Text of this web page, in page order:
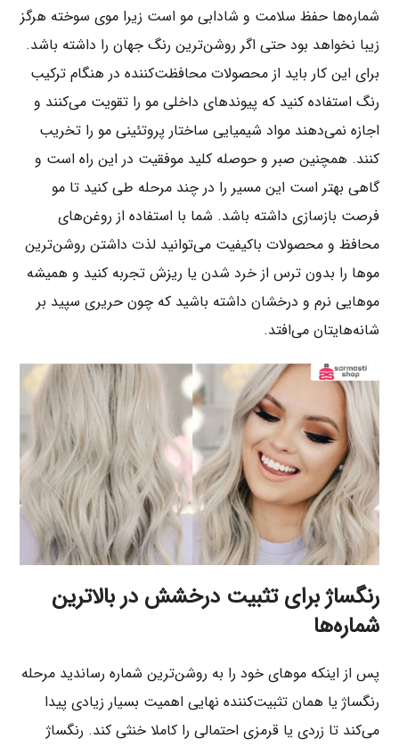
شماره‌ها حفظ سلامت و شادابی مو است زیرا موی سوخته هرگز
زیبا نخواهد بود حتی اگر روشن‌ترین رنگ جهان را داشته باشد.
برای این کار باید از محصولات محافظت‌کننده در هنگام ترکیب
رنگ استفاده کنید که پیوندهای داخلی مو را تقویت می‌کنند و
اجازه نمی‌دهند مواد شیمیایی ساختار پروتئینی مو را تخریب
کنند. همچنین صبر و حوصله کلید موفقیت در این راه است و
گاهی بهتر است این مسیر را در چند مرحله طی کنید تا مو
فرصت بازسازی داشته باشد. شما با استفاده از روغن‌های
محافظ و محصولات باکیفیت می‌توانید لذت داشتن روشن‌ترین
موها را بدون ترس از خرد شدن یا ریزش تجربه کنید و همیشه
موهایی نرم و درخشان داشته باشید که چون حریری سپید بر
شانه‌هایتان می‌افتد.
رنگساژ برای تثبیت درخشش در بالاترین
شماره‌ها
پس از اینکه موهای خود را به روشن‌ترین شماره رساندید مرحله
رنگساژ یا همان تثبیت‌کننده نهایی اهمیت بسیار زیادی پیدا
می‌کند تا زردی یا قرمزی احتمالی را کاملا خنثی کند. رنگساژ